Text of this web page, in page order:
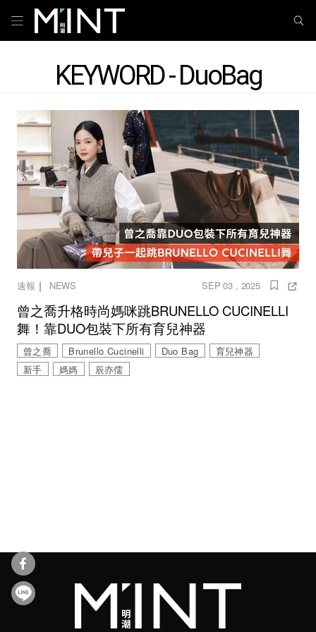
KEYWORD - DuoBag
速報 ｜ NEWS SEP 03 , 2025
曾之喬升格時尚媽咪跳BRUNELLO CUCINELLI
舞！靠DUO包裝下所有育兒神器
曾之喬 Brunello Cucinelli Duo Bag
育兒神器
新手
媽媽 辰亦儒